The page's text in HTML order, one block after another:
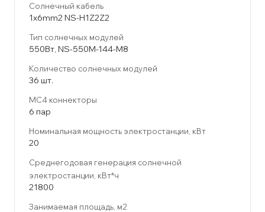
Солнечный кабель
1x6mm2 NS-H1Z2Z2
Тип солнечных модулей
550Вт, NS-550M-144-M8
Количество солнечных модулей
36 шт.
MC4 коннекторы
6 пар
Номинальная мощность электростанции, кВт
20
Среднегодовая генерация солнечной
электростанции, кВт*ч
21800
Занимаемая площадь, м2